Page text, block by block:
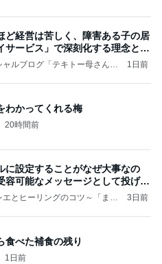
ど経営は苦しく、障害ある子の居
サービス」で深刻化する理念と現
ルブログ「テキトー母さんの
1日前
わかってくれる梅
20時間前
に設定することがなぜ大事なの
容可能なメッセージとして投げる
とヒーリングのコツ～「まと
3日前
食べた補食の残り
1日前